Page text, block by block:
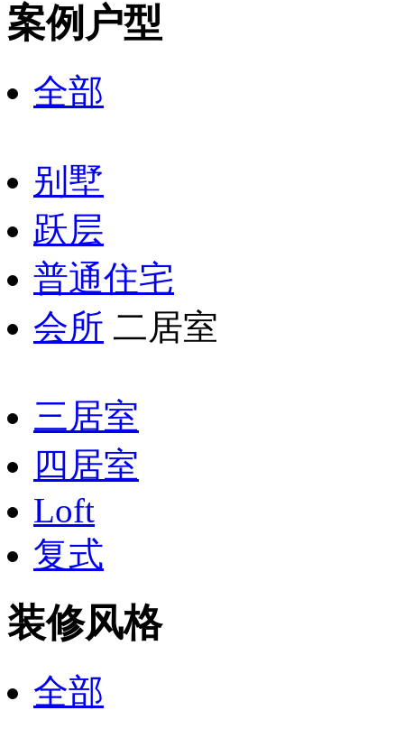
案例户型
全部
别墅
跃层
普通住宅
会所 二居室
三居室
四居室
Loft
复式
装修风格
全部